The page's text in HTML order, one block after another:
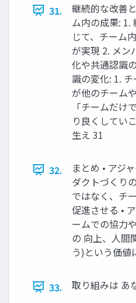
31.
継続的な改善
ム内の成果: 1.
じて、チーム
が実現 2. メン
化や共通認識
識の変化: 1.
が他のチーム
「チームだけ
り良くしてい
生え 31
32.
まとめ • アジ
ダクトづくり
ではなく、チ
促進させる •
ームでの協力
の 向上、人間
う)という価値
33. 取り組みは あ